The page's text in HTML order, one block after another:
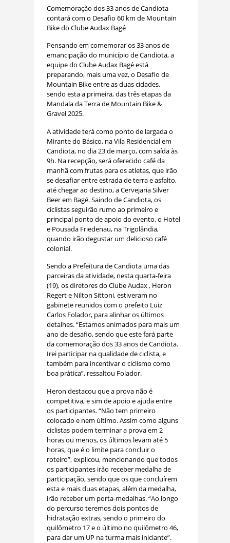
Comemoração dos 33 anos de Candiota
contará com o Desafio 60 km de Mountain
Bike do Clube Audax Bagé
Pensando em comemorar os 33 anos de
emancipação do município de Candiota, a
equipe do Clube Audax Bagé está
preparando, mais uma vez, o Desafio de
Mountain Bike entre as duas cidades,
sendo esta a primeira, das três etapas da
Mandala da Terra de Mountain Bike &
Gravel 2025.
A atividade terá como ponto de largada o
Mirante do Básico, na Vila Residencial em
Candiota, no dia 23 de março, com saída às
9h. Na recepção, será oferecido café da
manhã com frutas para os atletas, que irão
se desafiar entre estrada de terra e asfalto,
até chegar ao destino, a Cervejaria Silver
Beer em Bagé. Saindo de Candiota, os
ciclistas seguirão rumo ao primeiro e
principal ponto de apoio do evento, o Hotel
e Pousada Friedenau, na Trigolândia,
quando irão degustar um delicioso café
colonial.
Sendo a Prefeitura de Candiota uma das
parceiras da atividade, nesta quarta-feira
(19), os diretores do Clube Audax , Heron
Regert e Nilton Sittoni, estiveram no
gabinete reunidos com o prefeito Luiz
Carlos Folador, para alinhar os últimos
detalhes. “Estamos animados para mais um
ano de desafio, sendo que este fará parte
da comemoração dos 33 anos de Candiota.
Irei participar na qualidade de ciclista, e
também para incentivar o ciclismo como
boa prática”, ressaltou Folador.
Heron destacou que a prova não é
competitiva, e sim de apoio e ajuda entre
os participantes. “Não tem primeiro
colocado e nem último. Assim como alguns
ciclistas podem terminar a prova em 2
horas ou menos, os últimos levam até 5
horas, que é o limite para concluir o
roteiro”, explicou, mencionando que todos
os participantes irão receber medalha de
participação, sendo que os que concluírem
esta e mais duas etapas, além da medalha,
irão receber um porta-medalhas. “Ao longo
do percurso teremos dois pontos de
hidratação extras, sendo o primeiro do
quilômetro 17 e o último no quilômetro 46,
para dar um UP na turma mais iniciante”.